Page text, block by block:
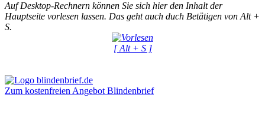
Auf Desktop-Rechnern können Sie sich hier den Inhalt der
Hauptseite vorlesen lassen. Das geht auch duch Betätigen von Alt +
S.
[ Alt + S ]
Zum kostenfreien Angebot Blindenbrief